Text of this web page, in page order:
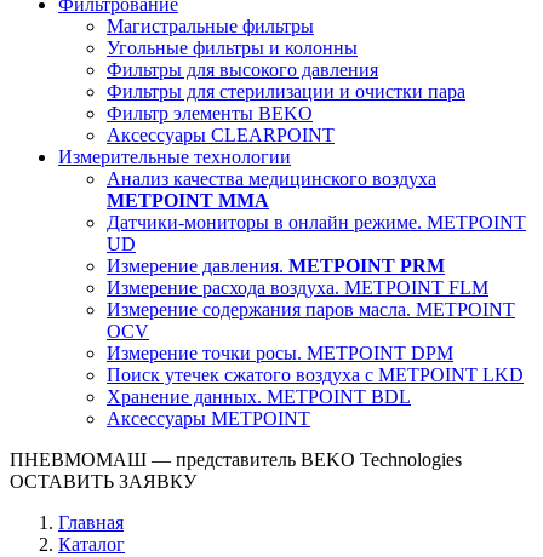
Фильтрование
Магистральные фильтры
Угольные фильтры и колонны
Фильтры для высокого давления
Фильтры для стерилизации и очистки пара
Фильтр элементы BEKO
Аксессуары CLEARPOINT
Измерительные технологии
Анализ качества медицинского воздуха
METPOINT MMA
Датчики-мониторы в онлайн режиме. METPOINT
UD
Измерение давления. METPOINT PRM
Измерение расхода воздуха. METPOINT FLM
Измерение содержания паров масла. METPOINT
OCV
Измерение точки росы. METPOINT DPM
Поиск утечек сжатого воздуха с METPOINT LKD
Хранение данных. METPOINT BDL
Аксессуары METPOINT
ПНЕВМОМАШ — представитель BEKO Technologies
ОСТАВИТЬ ЗАЯВКУ
Главная
Каталог